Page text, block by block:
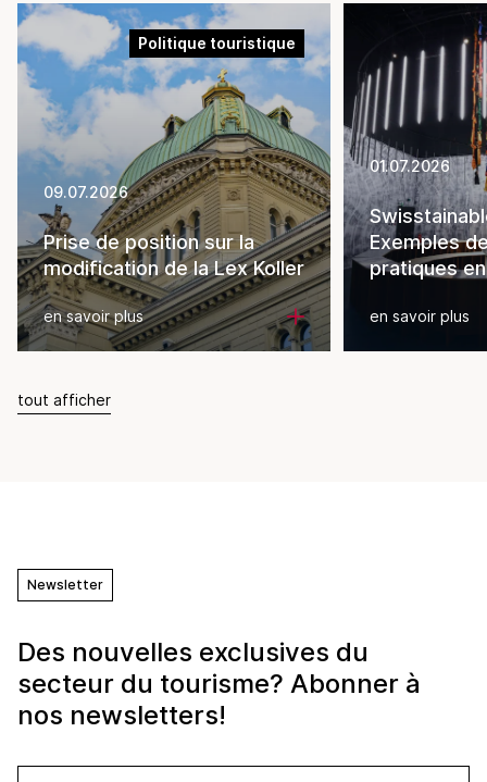
Politique touristique
09.07.2026
Prise de position sur la
modification de la Lex Koller
en savoir plus
01.07.2026
Exemples
pratiques
en savoir plus
tout afficher
Newsletter
Des nouvelles exclusives du
secteur du tourisme? Abonner à
nos newsletters!